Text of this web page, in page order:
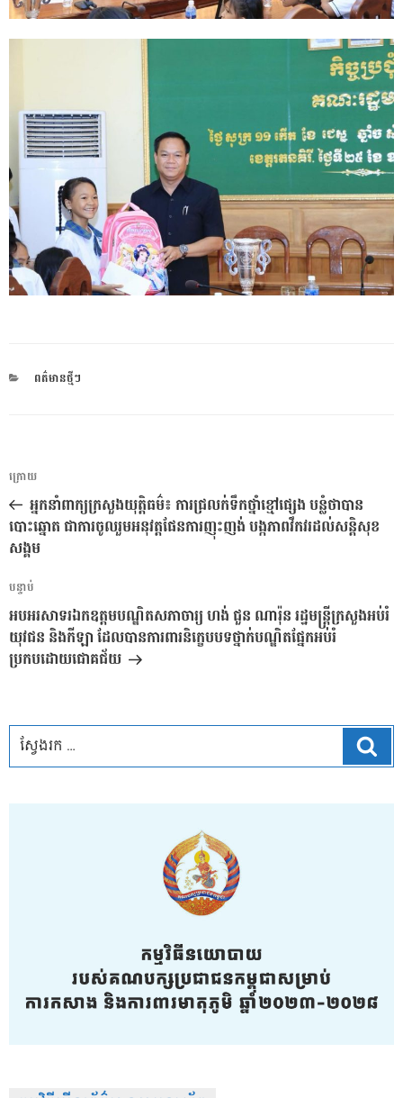
CATEGORIES
ពត៌មានថ្មីៗ
ការ​
នាំទិស​
ប្រកាស
អត្ថបទ
មុន
ក្រោយ
អ្នកនាំពាក្យក្រសួងយុត្តិធម៌៖ ការជ្រលក់ទឹកថ្នាំខ្មៅផ្សេង បន្លំថាបាន
បោះឆ្នោត ជាការចូលរួមអនុវត្តផែនការញុះញង់ បង្កភាពវឹកវរដល់សន្តិសុខ
សង្គម
អត្ថបទ
បន្ទាប់
បន្ទាប់
អបអរសាទរឯកឧត្ដមបណ្ឌិតសភាចារ្យ ហង់ ជួន ណារ៉ុន រដ្ឋមន្ត្រីក្រសួងអប់រំ
យុវជន និងកីឡា ដែលបានការពារនិក្ខេបបទថ្នាក់បណ្ឌិតផ្នែកអប់រំ
ប្រកបដោយជោគជ័យ